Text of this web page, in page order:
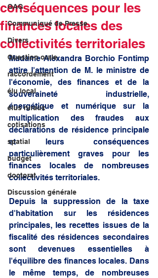
QAG
Communiqué de Presse
Divers
Question orale
raccordement
élu local
élus ruraux
cotisations
spatial
budget
doctorat
Discussion générale
conséquences pour les
finances locales des
collectivités territoriales
Madame Alexandra Borchio Fontimp
attire l'attention de M. le ministre de
l'économie, des finances et de la
souveraineté industrielle,
énergétique et numérique sur la
multiplication des fraudes aux
déclarations de résidence principale
et leurs conséquences
particulièrement graves pour les
finances locales de nombreuses
collectivités territoriales.
Depuis la suppression de la taxe
d'habitation sur les résidences
principales, les recettes issues de la
fiscalité des résidences secondaires
sont devenues essentielles à
l'équilibre des finances locales. Dans
le même temps, de nombreuses